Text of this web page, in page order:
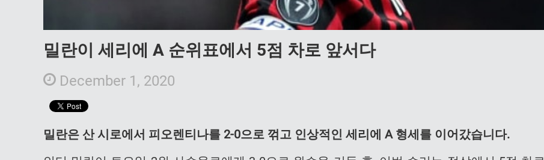
밀란이 세리에 A 순위표에서 5점 차로 앞서다
December 1, 2020
밀란은 산 시로에서 피오렌티나를 2-0으로 꺾고 인상적인 세리에 A 형세를 이어갔습니다.